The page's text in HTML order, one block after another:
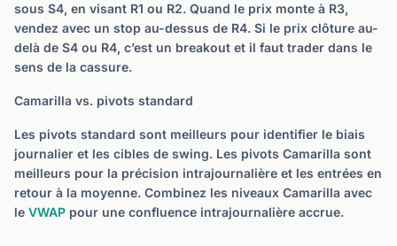
sous S4, en visant R1 ou R2. Quand le prix monte à R3,
vendez avec un stop au-dessus de R4. Si le prix clôture au-
delà de S4 ou R4, c’est un breakout et il faut trader dans le
sens de la cassure.
Camarilla vs. pivots standard
Les pivots standard sont meilleurs pour identifier le biais
journalier et les cibles de swing. Les pivots Camarilla sont
meilleurs pour la précision intrajournalière et les entrées en
retour à la moyenne. Combinez les niveaux Camarilla avec
le VWAP pour une confluence intrajournalière accrue.